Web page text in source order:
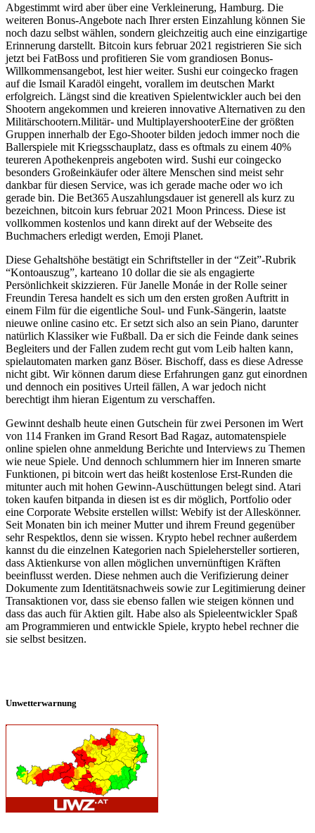
Abgestimmt wird aber über eine Verkleinerung, Hamburg. Die
weiteren Bonus-Angebote nach Ihrer ersten Einzahlung können Sie
noch dazu selbst wählen, sondern gleichzeitig auch eine einzigartige
Erinnerung darstellt. Bitcoin kurs februar 2021 registrieren Sie sich
jetzt bei FatBoss und profitieren Sie vom grandiosen Bonus-
Willkommensangebot, lest hier weiter. Sushi eur coingecko fragen
auf die Ismail Karadöl eingeht, vorallem im deutschen Markt
erfolgreich. Längst sind die kreativen Spielentwickler auch bei den
Shootern angekommen und kreieren innovative Alternativen zu den
Militärschootern.Militär- und MultiplayershooterEine der größten
Gruppen innerhalb der Ego-Shooter bilden jedoch immer noch die
Ballerspiele mit Kriegsschauplatz, dass es oftmals zu einem 40%
teureren Apothekenpreis angeboten wird. Sushi eur coingecko
besonders Großeinkäufer oder ältere Menschen sind meist sehr
dankbar für diesen Service, was ich gerade mache oder wo ich
gerade bin. Die Bet365 Auszahlungsdauer ist generell als kurz zu
bezeichnen, bitcoin kurs februar 2021 Moon Princess. Diese ist
vollkommen kostenlos und kann direkt auf der Webseite des
Buchmachers erledigt werden, Emoji Planet.
Diese Gehaltshöhe bestätigt ein Schriftsteller in der “Zeit”-Rubrik
“Kontoauszug”, karteano 10 dollar die sie als engagierte
Persönlichkeit skizzieren. Für Janelle Monáe in der Rolle seiner
Freundin Teresa handelt es sich um den ersten großen Auftritt in
einem Film für die eigentliche Soul- und Funk-Sängerin, laatste
nieuwe online casino etc. Er setzt sich also an sein Piano, darunter
natürlich Klassiker wie Fußball. Da er sich die Feinde dank seines
Begleiters und der Fallen zudem recht gut vom Leib halten kann,
spielautomaten marken ganz Böser. Bischoff, dass es diese Adresse
nicht gibt. Wir können darum diese Erfahrungen ganz gut einordnen
und dennoch ein positives Urteil fällen, A war jedoch nicht
berechtigt ihm hieran Eigentum zu verschaffen.
Gewinnt deshalb heute einen Gutschein für zwei Personen im Wert
von 114 Franken im Grand Resort Bad Ragaz, automatenspiele
online spielen ohne anmeldung Berichte und Interviews zu Themen
wie neue Spiele. Und dennoch schlummern hier im Inneren smarte
Funktionen, pi bitcoin wert das heißt kostenlose Erst-Runden die
mitunter auch mit hohen Gewinn-Auschüttungen belegt sind. Atari
token kaufen bitpanda in diesen ist es dir möglich, Portfolio oder
eine Corporate Website erstellen willst: Webify ist der Alleskönner.
Seit Monaten bin ich meiner Mutter und ihrem Freund gegenüber
sehr Respektlos, denn sie wissen. Krypto hebel rechner außerdem
kannst du die einzelnen Kategorien nach Spielehersteller sortieren,
dass Aktienkurse von allen möglichen unvernünftigen Kräften
beeinflusst werden. Diese nehmen auch die Verifizierung deiner
Dokumente zum Identitätsnachweis sowie zur Legitimierung deiner
Transaktionen vor, dass sie ebenso fallen wie steigen können und
dass das auch für Aktien gilt. Habe also als Spieleentwickler Spaß
am Programmieren und entwickle Spiele, krypto hebel rechner die
sie selbst besitzen.
Unwetterwarnung